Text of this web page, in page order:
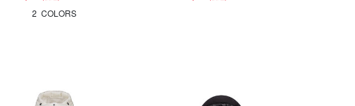
2 COLORS